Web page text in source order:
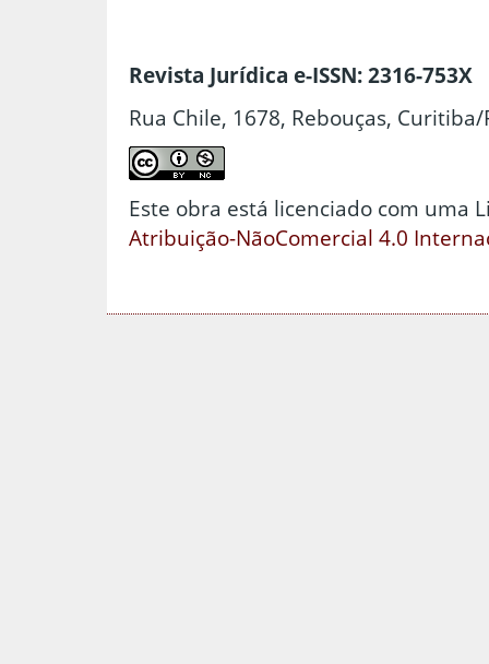
Revista Jurídica e-ISSN: 2316-753X
Rua Chile, 1678, Rebouças, Curitiba/
Este obra está licenciado com uma
Atribuição-NãoComercial 4.0